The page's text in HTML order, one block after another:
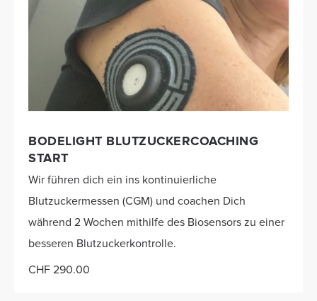
BODELIGHT BLUTZUCKERCOACHING
START
Wir führen dich ein ins kontinuierliche
Blutzuckermessen (CGM) und coachen Dich
während 2 Wochen mithilfe des Biosensors zu einer
besseren Blutzuckerkontrolle.
CHF 290.00